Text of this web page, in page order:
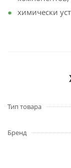
химически
Тип товара
Бренд